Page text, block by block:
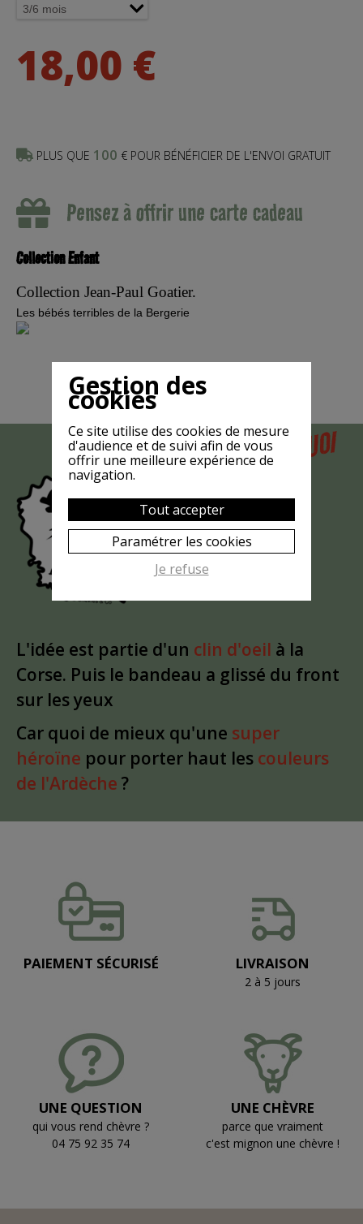
18,00 €
PLUS QUE 100 € POUR BÉNÉFICIER DE L'ENVOI GRATUIT
Pensez à offrir une carte cadeau
Collection Enfant
Collection Jean-Paul Goatier.
Les bébés terribles de la Bergerie
MAISPOURQUOI
LA CHÈVRE
EST-ELLE
MASQUÉE
?
L'idée est partie d'un clin d'oeil à la
Corse. Puis le bandeau a glissé du front
sur les yeux
Car quoi de mieux qu'une super
héroïne pour porter haut les couleurs
de l'Ardèche ?
PAIEMENT SÉCURISÉ LIVRAISON
2 à 5 jours
UNE QUESTION
qui vous rend chèvre ?
04 75 92 35 74
UNE CHÈVRE
parce que vraiment
c'est mignon une chèvre !
Gestion des
cookies
Ce site utilise des cookies de mesure
d'audience et de suivi afin de vous
offrir une meilleure expérience de
navigation.
Tout accepter
Paramétrer les cookies
Je refuse